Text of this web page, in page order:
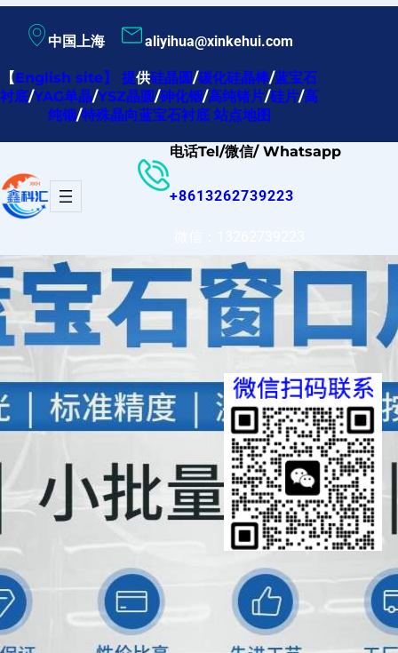
内
容
中国上海 aliyihua@xinkehui.com
【English site】提供硅晶圆/碳化硅晶棒/蓝宝石
衬底/YAG单晶/YSZ晶圆/砷化铟/高纯锗片/硅片/高
纯铟/特殊晶向蓝宝石衬底 站点地图
电话Tel/微信/ Whatsapp
+8613262739223